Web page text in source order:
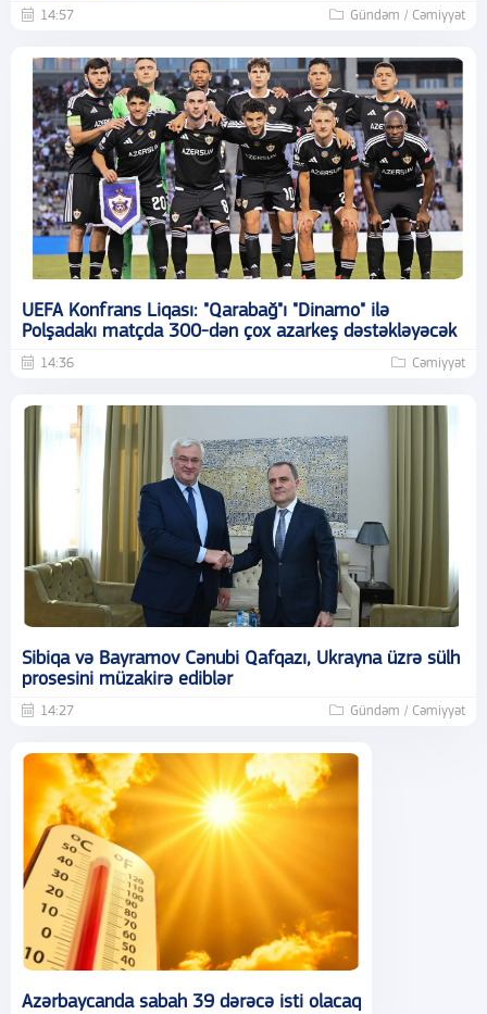
14:57 Gündəm / Cəmiyyət
UEFA Konfrans Liqası: "Qarabağ"ı "Dinamo" ilə
Polşadakı matçda 300-dən çox azarkeş dəstəkləyəcək
14:36 Cəmiyyət
Sibiqa və Bayramov Cənubi Qafqazı, Ukrayna üzrə sülh
prosesini müzakirə ediblər
14:27 Gündəm / Cəmiyyət
Azərbaycanda sabah 39 dərəcə isti olacaq